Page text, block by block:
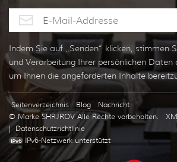
Indem Sie auf „Senden“ klicken, stimmen
und Verarbeitung Ihrer persönlichen Daten
um Ihnen die angeforderten Inhalte
Seitenverzeichnis Blog
Nachricht
© Marke SHRJROV Alle Rechte vorbehalten.
| Datenschutzrichtlinie
IPv6-Netzwerk unterstützt